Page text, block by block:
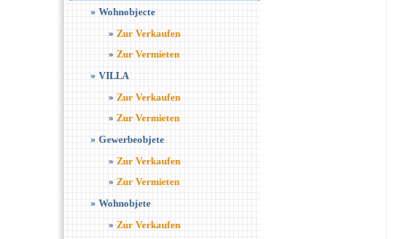
» Wohnobjecte
» Zur Verkaufen
» Zur Vermieten
» VILLA
» Zur Verkaufen
» Zur Vermieten
» Gewerbeobjete
» Zur Verkaufen
» Zur Vermieten
» Wohnobjete
» Zur Verkaufen